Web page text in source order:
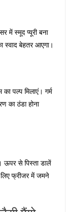
में स्मूद प्यूरी बना
स्वाद बेहतर आएगा।
पल्प मिलाएं। गर्म
का ठंडा होना
ऊपर से पिस्ता डालें
फ्रीजर में जमने